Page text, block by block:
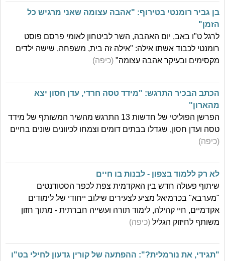
בן גביר רומנטי בטירוף: "אהבה עצומה שאני מרגיש כל
הזמן"
לרגל ט"ו באב, יום האהבה, השר לביטחון לאומי פרסם פוסט
רומנטי לכבוד אשתו אילה: "אילה זה בית, משפחה, שישה ילדים
מקסימים ובעיקר אהבה עצומה" (כיפה)
הכתב הבכיר התרגש: "מידד טסה חרדי, עדן חסון יצא
מהארון"
הפרשן הפוליטי של חדשות 13 התרגש מהשיר המשותף של מידד
טסה ועדן חסון, שגדלו בבתים דומים וצמחו לכיוונים שונים בחיים
(כיפה)
לא רק ללמוד בצפון - לבנות בו חיים
שיתוף פעולה חדש בין האקדמית צפת לכפר הסטודנטים
"מערבא" בכרמיאל מציע לצעירים שילוב ייחודי של לימודים
אקדמיים, חיי קהילה, לימוד תורה ועשייה חברתית - מתוך חזון
משותף לחיזוק הגליל (כיפה)
"תגידי, את נורמלית?": ההפתעה של קורין גדעון לחילי בט"ו